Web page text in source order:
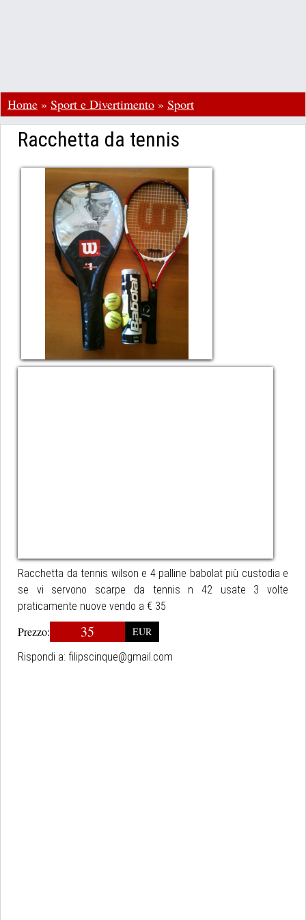
Home » Sport e Divertimento » Sport
Racchetta da tennis
Racchetta da tennis wilson e 4 palline babolat più custodia e
se vi servono scarpe da tennis n 42 usate 3 volte
praticamente nuove vendo a € 35
Prezzo: 35
EUR
Rispondi a: filipscinque@gmail.com